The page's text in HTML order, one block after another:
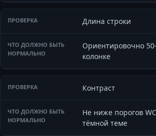
Длина строки
Ориентировочно
колонке
Контраст
Не ниже порогов
тёмной теме